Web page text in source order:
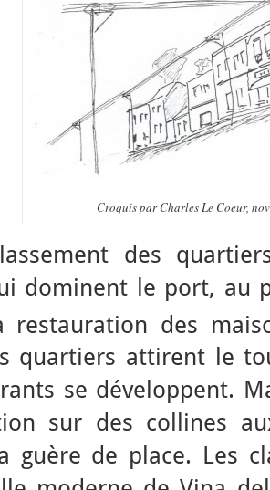
Croquis par Charles Le Coeur,
des
dominent le port, au
restauration des
quartiers attirent le
se développent.
sur des collines
guère de place. Les